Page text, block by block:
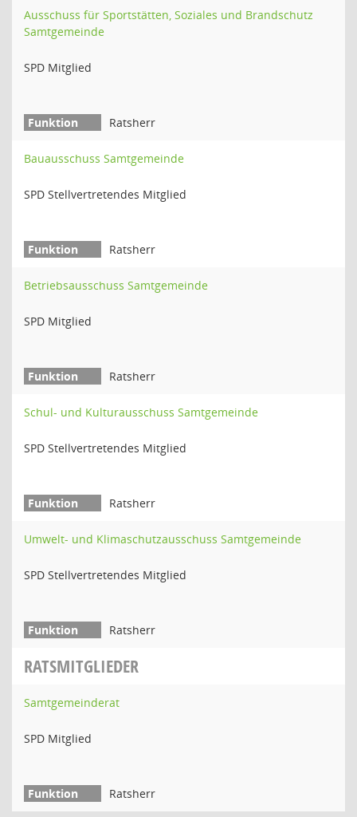
Ausschuss für Sportstätten, Soziales und Brandschutz
Samtgemeinde
SPD Mitglied
Ratsherr
Bauausschuss Samtgemeinde
SPD Stellvertretendes Mitglied
Ratsherr
Betriebsausschuss Samtgemeinde
SPD Mitglied
Ratsherr
Schul- und Kulturausschuss Samtgemeinde
SPD Stellvertretendes Mitglied
Ratsherr
Umwelt- und Klimaschutzausschuss Samtgemeinde
SPD Stellvertretendes Mitglied
Ratsherr
RATSMITGLIEDER
Samtgemeinderat
SPD Mitglied
Ratsherr